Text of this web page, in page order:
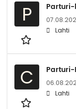
P
Lahti
C
Lahti